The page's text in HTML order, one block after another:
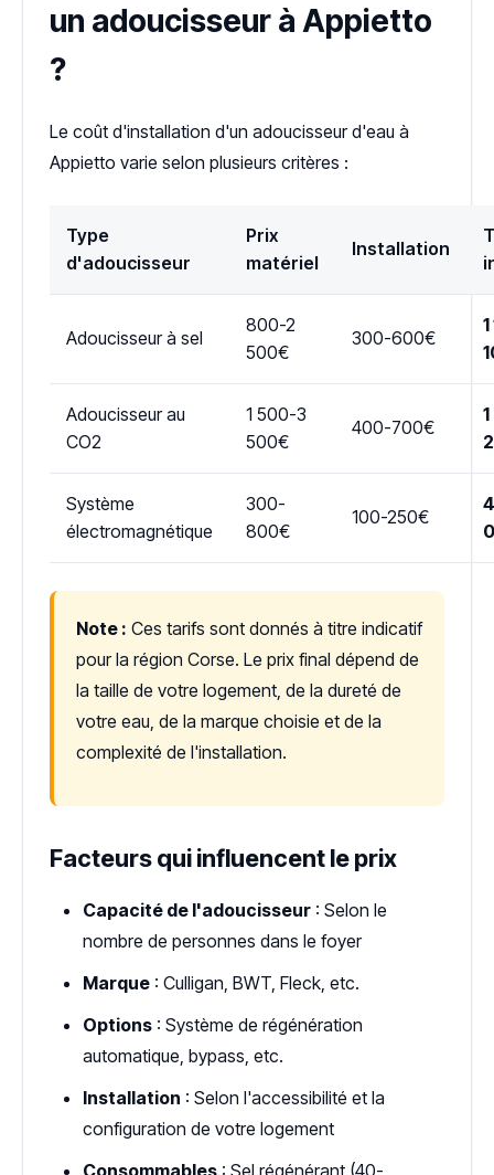
un adoucisseur à Appietto
?
Le coût d'installation d'un adoucisseur d'eau à
Appietto varie selon plusieurs critères :
Type
d'adoucisseur
Prix
matériel
Installation
Adoucisseur à sel
800-2
500€
300-600€
Adoucisseur au
CO2
1 500-3
500€
400-700€
Système
électromagnétique
300-
800€
100-250€
Note : Ces tarifs sont donnés à titre indicatif
pour la région Corse. Le prix final dépend de
la taille de votre logement, de la dureté de
votre eau, de la marque choisie et de la
complexité de l'installation.
Facteurs qui influencent le prix
Capacité de l'adoucisseur : Selon le
nombre de personnes dans le foyer
Marque : Culligan, BWT, Fleck, etc.
Options : Système de régénération
automatique, bypass, etc.
Installation : Selon l'accessibilité et la
configuration de votre logement
Consommables : Sel régénérant (40-